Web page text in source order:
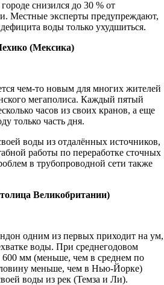
снизился до 30 % от
Местные эксперты предупреждают,
воды только ухудшиться.
(Мексика)
чем-то новым для многих жителей
мегаполиса. Каждый пятый
часов из своих кранов, а еще
только часть дня.
воды из отдалённых источников,
работы по переработке сточных
в трубопроводной сети также
Великобритании)
одним из первых приходит на ум,
воды. При среднегодовом
600 мм (меньше, чем в среднем по
меньше, чем в Нью-Йорке)
воды из рек (Темза и Ли).